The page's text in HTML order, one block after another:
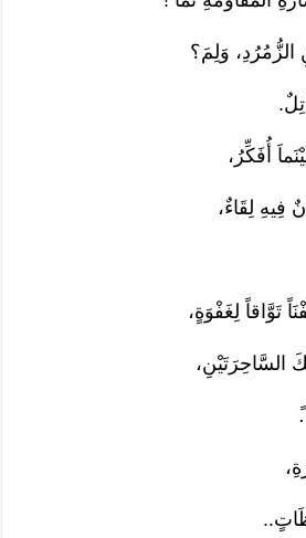
وَلِمَ؟
أُفَكِّرُ،
فِيهِ لِقَاءٌ،
تَوَّاقاً لِغَفْوَةٍ،
السَّاحِرَتَيْنِ،